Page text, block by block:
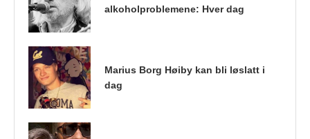
alkoholproblemene: Hver dag
Marius Borg Høiby kan bli løslatt i
dag